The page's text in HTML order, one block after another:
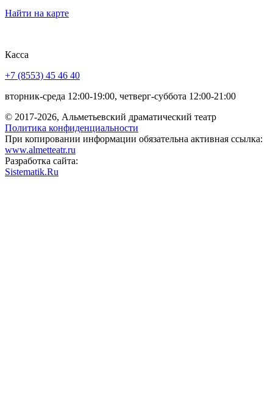
Найти на карте
Касса
+7 (8553) 45 46 40
вторник-среда 12:00-19:00, четверг-суббота 12:00-21:00
© 2017-2026, Альметьевский драматический театр
Политика конфиденциальности
При копировании информации обязательна активная ссылка:
www.almetteatr.ru
Разработка сайта:
Sistematik.Ru